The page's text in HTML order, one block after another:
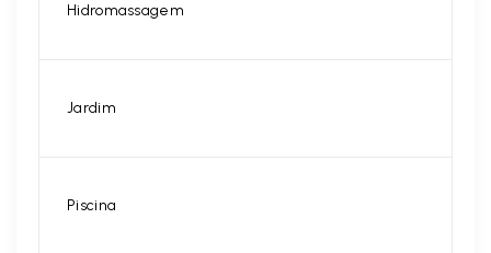
Hidromassagem
Jardim
Piscina